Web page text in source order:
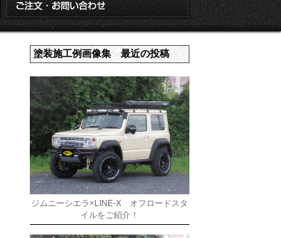
塗装施工例画像集 最近の投稿
ジムニーシエラ×LINE-X オフロードスタ
イルをご紹介！